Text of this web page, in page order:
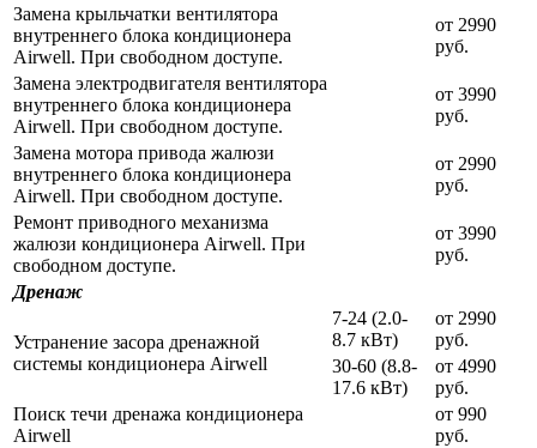
Замена крыльчатки вентилятора
внутреннего блока кондиционера
Airwell. При свободном доступе.
от 2990
руб.
Замена электродвигателя вентилятора
внутреннего блока кондиционера
Airwell. При свободном доступе.
от 3990
руб.
Замена мотора привода жалюзи
внутреннего блока кондиционера
Airwell. При свободном доступе.
от 2990
руб.
Ремонт приводного механизма
жалюзи кондиционера Airwell. При
свободном доступе.
от 3990
руб.
Дренаж
Устранение засора дренажной
системы кондиционера Airwell
7-24 (2.0-
8.7 кВт)
от 2990
руб.
30-60 (8.8-
17.6 кВт)
от 4990
руб.
Поиск течи дренажа кондиционера
Airwell
от 990
руб.